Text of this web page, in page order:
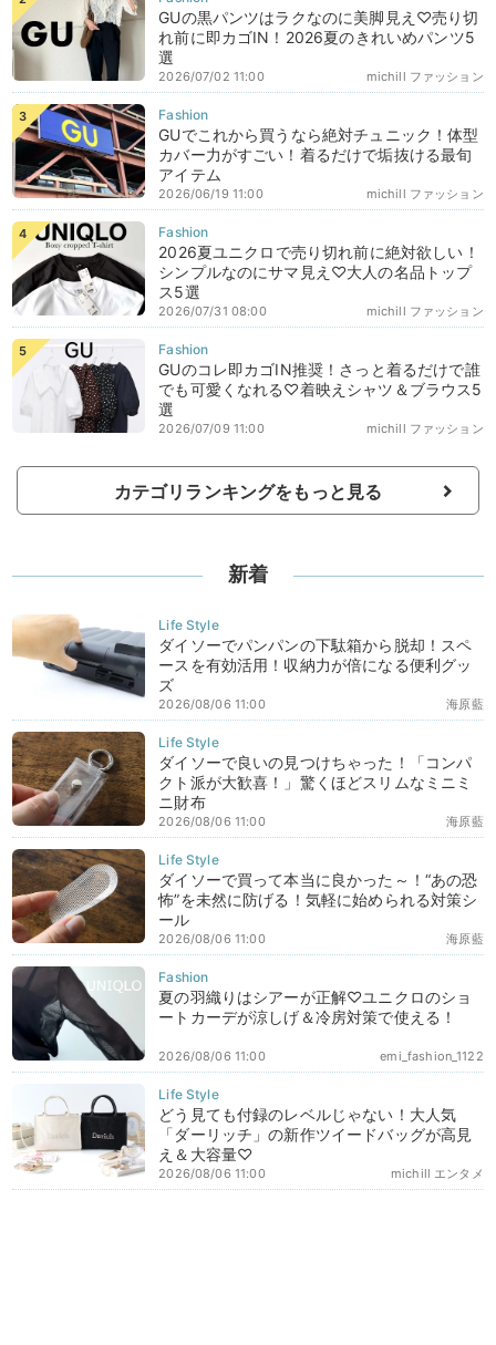
GUの黒パンツはラクなのに美脚見え♡売り切
れ前に即カゴIN！2026夏のきれいめパンツ5
選
michill ファッション
2026/07/02 11:00
GUでこれから買うなら絶対チュニック！体型
カバー力がすごい！着るだけで垢抜ける最旬
アイテム
michill ファッション
2026/06/19 11:00
2026夏ユニクロで売り切れ前に絶対欲しい！
シンプルなのにサマ見え♡大人の名品トップ
ス5選
michill ファッション
2026/07/31 08:00
GUのコレ即カゴIN推奨！さっと着るだけで誰
でも可愛くなれる♡着映えシャツ＆ブラウス5
選
michill ファッション
2026/07/09 11:00
カテゴリランキングをもっと見る
新着
ダイソーでパンパンの下駄箱から脱却！スペ
ースを有効活用！収納力が倍になる便利グッ
ズ
海原藍
2026/08/06 11:00
ダイソーで良いの見つけちゃった！「コンパ
クト派が大歓喜！」驚くほどスリムなミニミ
ニ財布
海原藍
2026/08/06 11:00
ダイソーで買って本当に良かった～！“あの恐
怖”を未然に防げる！気軽に始められる対策シ
ール
海原藍
2026/08/06 11:00
夏の羽織りはシアーが正解♡ユニクロのショ
ートカーデが涼しげ＆冷房対策で使える！
emi_fashion_1122
2026/08/06 11:00
どう見ても付録のレベルじゃない！大人気
「ダーリッチ」の新作ツイードバッグが高見
え＆大容量♡
michill エンタメ
2026/08/06 11:00